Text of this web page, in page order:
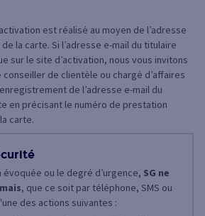
est réalisé au moyen de l’adresse
la carte. Si l’adresse e-mail du titulaire
sur le site d’activation, nous vous invitons
de clientèle ou chargé d’affaires
de l’adresse e-mail du
en précisant le numéro de prestation
carte.
ou le degré d’urgence, SG ne
, que ce soit par téléphone, SMS ou
des actions suivantes :